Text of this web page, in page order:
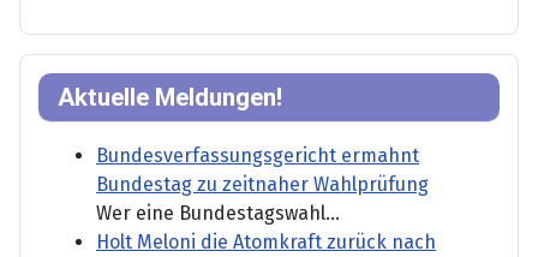
Aktuelle Meldungen!
Bundesverfassungsgericht ermahnt
Bundestag zu zeitnaher Wahlprüfung
Wer eine Bundestagswahl...
Holt Meloni die Atomkraft zurück nach